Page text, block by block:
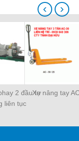
2 đầu tự
liên tục
Xe nâng tay
‹ ›